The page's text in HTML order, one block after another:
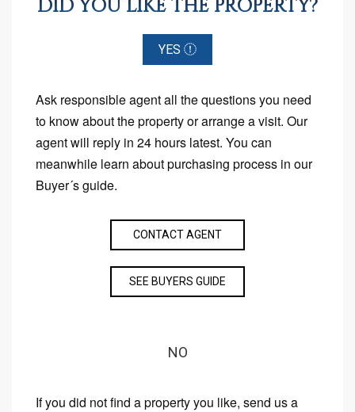
DID YOU LIKE THE PROPERTY?
YES
Ask responsible agent all the questions you need
to know about the property or arrange a visit. Our
agent will reply in 24 hours latest. You can
meanwhile learn about purchasing process in our
Buyer´s guide.
CONTACT AGENT
SEE BUYERS GUIDE
NO
If you did not find a property you like, send us a